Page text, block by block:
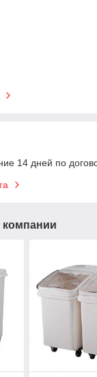
14 дней по